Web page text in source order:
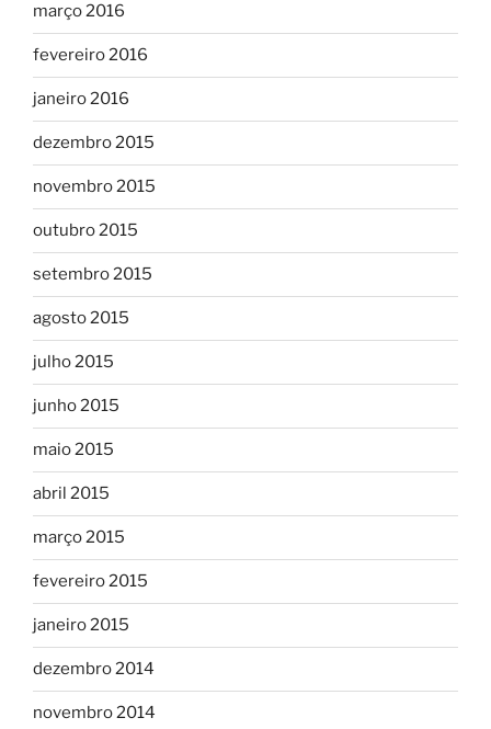
março 2016
fevereiro 2016
janeiro 2016
dezembro 2015
novembro 2015
outubro 2015
setembro 2015
agosto 2015
julho 2015
junho 2015
maio 2015
abril 2015
março 2015
fevereiro 2015
janeiro 2015
dezembro 2014
novembro 2014